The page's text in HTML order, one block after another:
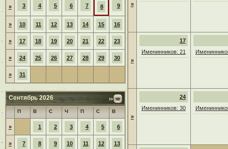
» 3 4 5 6 7 8 9
» 10 11 12 13 14 15 16
» 17 18 19 20 21 22 23
» 24 25 26 27 28 29 30
» 31
Сентябрь 2026
П В С Ч П С В
» 1 2 3 4 5 6
» 7 8 9 10 11 12 13
»
»
17
Именинников: 21
»
24
Именинников: 30